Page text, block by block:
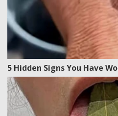
5 Hidden Signs You Have